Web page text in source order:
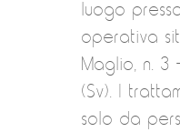
luogo
operativa
Maglio, n. 3
(Sv). I
solo da